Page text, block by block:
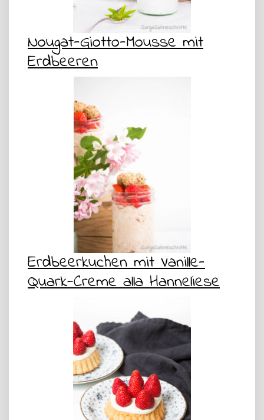
Nougat-Giotto-Mousse mit
Erdbeeren
Erdbeerkuchen mit Vanille-
Quark-Creme alla Hanneliese